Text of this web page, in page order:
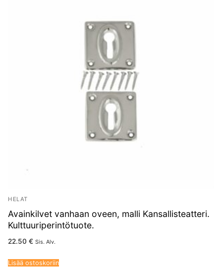
HELAT
Avainkilvet vanhaan oveen, malli Kansallisteatteri.
Kulttuuriperintötuote.
22.50 € Sis. Alv.
Lisää ostoskoriin